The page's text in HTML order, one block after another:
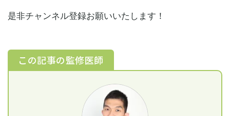
是非チャンネル登録お願いいたします！
この記事の監修医師